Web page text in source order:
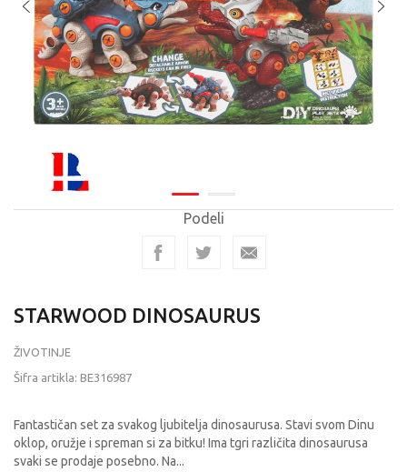
Podeli
STARWOOD DINOSAURUS
ŽIVOTINJE
Šifra artikla: BE316987
Fantastičan set za svakog ljubitelja dinosaurusa. Stavi svom Dinu
oklop, oružje i spreman si za bitku! Ima tgri različita dinosaurusa
svaki se prodaje posebno. Na...